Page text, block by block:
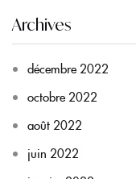
Archives
décembre 2022
octobre 2022
août 2022
juin 2022